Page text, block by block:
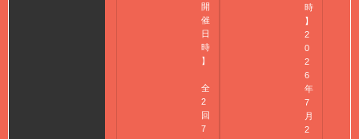
開
催
日
時
】
全
2
回
7
時
】
2
0
2
6
年
7
月
2